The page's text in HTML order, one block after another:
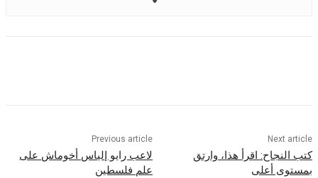
Previous article
لاعب رايو إلياس أخوماش على
علم فلسطين
اقرأ هذا، وارتق
أعلى